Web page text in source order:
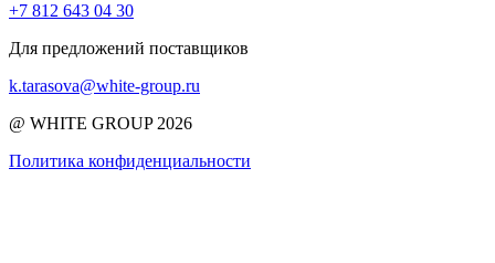
+7 812 643 04 30
Для предложений поставщиков
k.tarasova@white-group.ru
@ WHITE GROUP 2026
Политика конфиденциальности